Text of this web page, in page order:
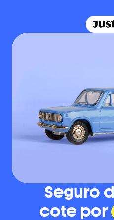
Seguro
cote por